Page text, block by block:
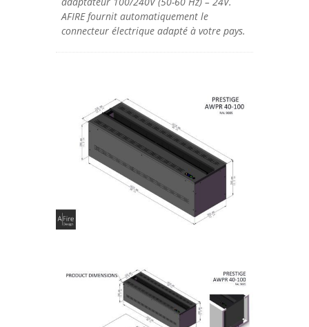
AFIRE fournit automatiquement le
connecteur électrique adapté à votre pays.